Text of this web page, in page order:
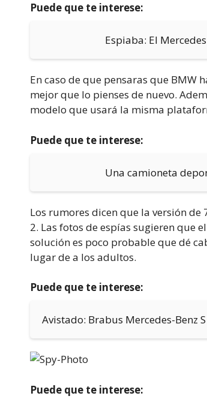
Puede que te interese:
Espiaba: El
En caso de que pensaras que
mejor que lo pienses de nuevo.
modelo que usará la misma
Puede que te interese:
Una camioneta
Los rumores dicen que la versión
2. Las fotos de espías sugieren que
solución es poco probable que dé
lugar de a los adultos.
Puede que te interese:
Avistado: Brabus Mercedes-Benz
Puede que te interese: